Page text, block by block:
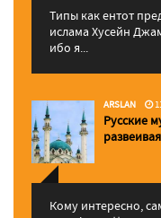
Типы как ентот
ислама Хусейн
ибо я...
ARSLAN
Русские
Кому интересно,